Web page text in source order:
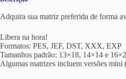
Adquira sua matriz preferida de forma
Libera na hora!
Formatos: PES, JEF, DST, XXX, EXP
Tamanhos padrão: 13×18, 14×14 e
Algumas matrizes incluem versões